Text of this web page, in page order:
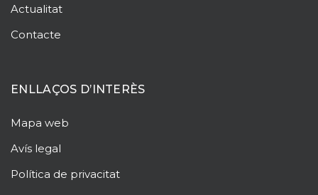
Actualitat
Contacte
ENLLAÇOS D’INTERÈS
Mapa web
Avís legal
Política de privacitat